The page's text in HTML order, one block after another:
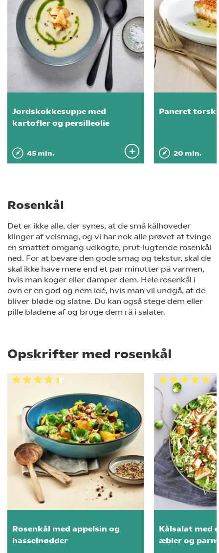
Jordskokkesuppe med
kartofler og persilleolie
45 min.
Paneret torsk
20 min.
Rosenkål
Det er ikke alle, der synes, at de små kålhoveder
klinger af velsmag, og vi har nok alle prøvet at tvinge
en smattet omgang udkogte, prut-lugtende rosenkål
ned. For at bevare den gode smag og tekstur, skal de
skal ikke have mere end et par minutter på varmen,
hvis man koger eller damper dem. Hele rosenkål i
ovn er en god og nem idé, hvis man vil undgå, at de
bliver bløde og slatne. Du kan også stege dem eller
pille bladene af og bruge dem rå i salater.
Opskrifter med rosenkål
Rosenkål med appelsin og
hasselnødder
Kålsalat med
æbler og